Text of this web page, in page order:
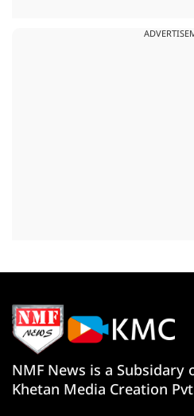
NMF News is a Subsidary
Khetan Media Creation